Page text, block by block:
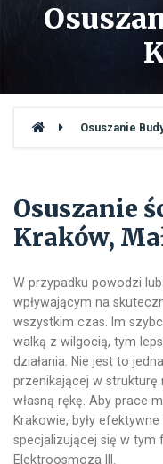
Osuszanie
Osuszanie
Kraków,
W przypadku powodzi
wpływającym na
wszystkim czas. Im
walką z wilgocią, tym
działania. Nie jest to
przenikającej w strukturę
własną rękę. Aby prace
Krakowie, były
specjalizującej się w tym
Elektroosmoza III.